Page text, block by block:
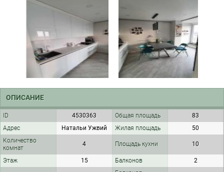
ОПИСАНИЕ
ID 4530363 Общая площадь
83
Адрес
Натальи Ужвий Жилая площадь
50
Количество
комнат
4 Площадь кухни 10
Этаж 15 Балконов 2